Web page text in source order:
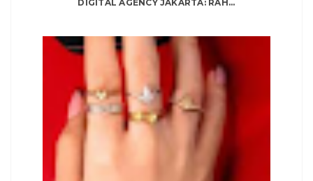
DIGITAL AGENCY JAKARTA: RAH...